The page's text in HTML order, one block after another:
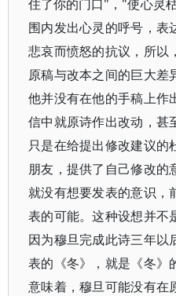
住了你的门口"，"使心灵
围内发出心灵的呼号，表
悲哀而愤怒的抗议，所以
原稿与改本之间的巨大差
他并没有在他的手稿上作
信中就原诗作出改动，甚
只是在给提出修改建议的
朋友，提供了自己修改的
就没有想要发表的意识，
表的可能。这种设想并不
因为穆旦完成此诗三年以
表的《冬》，就是《冬》
意味着，穆旦可能没有在